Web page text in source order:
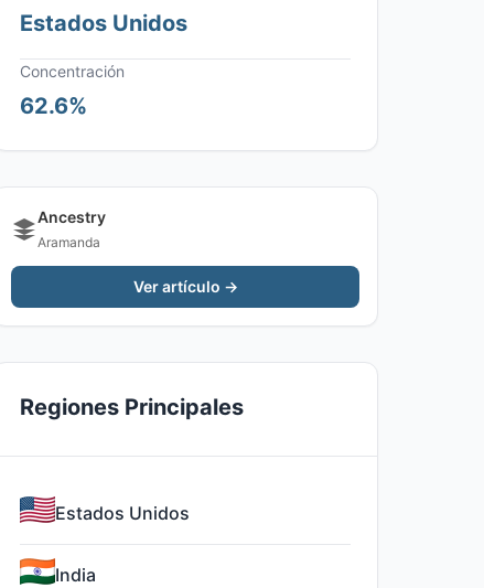
Estados Unidos
Concentración
62.6%
Ancestry
Aramanda
Ver artículo →
Regiones Principales
Estados Unidos
India